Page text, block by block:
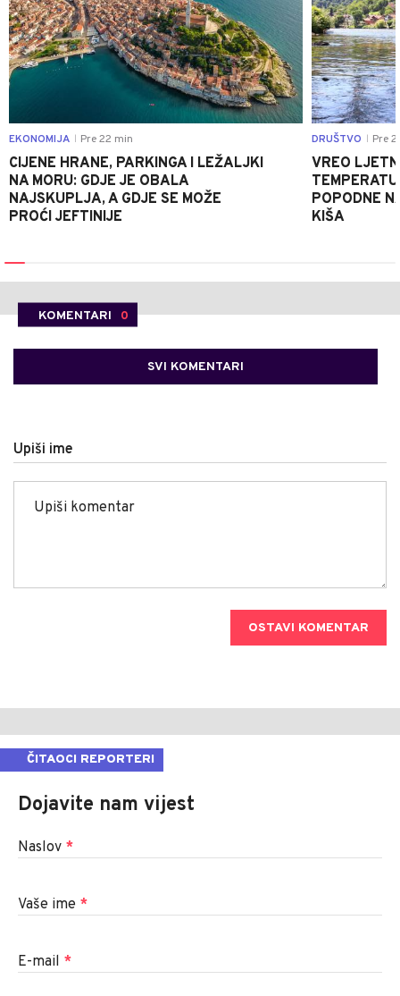
EKONOMIJA Pre 22 min
CIJENE HRANE, PARKINGA I LEŽALJKI
NA MORU: GDJE JE OBALA
NAJSKUPLJA, A GDJE SE MOŽE
PROĆI JEFTINIJE
DRUŠTVO Pre
VREO
POPODNE
KIŠA
KOMENTARI 0
SVI KOMENTARI
Upiši ime
OSTAVI KOMENTAR
ČITAOCI REPORTERI
Dojavite nam vijest
Naslov *
Vaše ime *
E-mail *